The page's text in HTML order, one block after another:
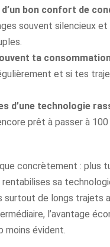
bon confort de
souvent silencieux et
ta
et si tes
d’une technologie
prêt à passer à 100
concrètement : plus
sa
surtout de longs trajets
l’avantage
moins évident.